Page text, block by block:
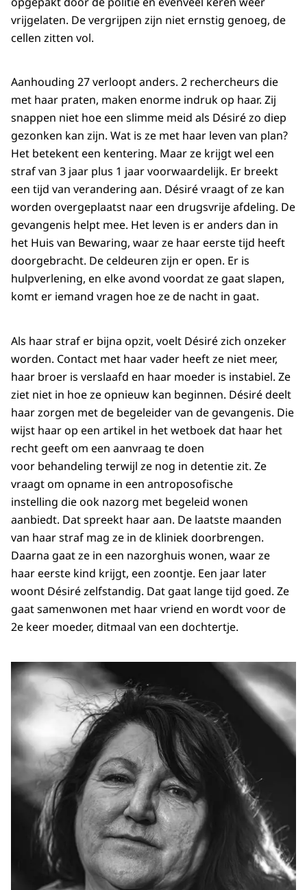
vrijgelaten. De vergrijpen zijn niet ernstig genoeg, de
cellen zitten vol.
Aanhouding 27 verloopt anders. 2 rechercheurs die
met haar praten, maken enorme indruk op haar. Zij
snappen niet hoe een slimme meid als Désiré zo diep
gezonken kan zijn. Wat is ze met haar leven van plan?
Het betekent een kentering. Maar ze krijgt wel een
straf van 3 jaar plus 1 jaar voorwaardelijk. Er breekt
een tijd van verandering aan. Désiré vraagt of ze kan
worden overgeplaatst naar een drugsvrije afdeling. De
gevangenis helpt mee. Het leven is er anders dan in
het Huis van Bewaring, waar ze haar eerste tijd heeft
doorgebracht. De celdeuren zijn er open. Er is
hulpverlening, en elke avond voordat ze gaat slapen,
komt er iemand vragen hoe ze de nacht in gaat.
Als haar straf er bijna opzit, voelt Désiré zich onzeker
worden. Contact met haar vader heeft ze niet meer,
haar broer is verslaafd en haar moeder is instabiel. Ze
ziet niet in hoe ze opnieuw kan beginnen. Désiré deelt
haar zorgen met de begeleider van de gevangenis. Die
wijst haar op een artikel in het wetboek dat haar het
recht geeft om een aanvraag te doen
voor behandeling terwijl ze nog in detentie zit. Ze
vraagt om opname in een antroposofische
instelling die ook nazorg met begeleid wonen
aanbiedt. Dat spreekt haar aan. De laatste maanden
van haar straf mag ze in de kliniek doorbrengen.
Daarna gaat ze in een nazorghuis wonen, waar ze
haar eerste kind krijgt, een zoontje. Een jaar later
woont Désiré zelfstandig. Dat gaat lange tijd goed. Ze
gaat samenwonen met haar vriend en wordt voor de
2e keer moeder, ditmaal van een dochtertje.